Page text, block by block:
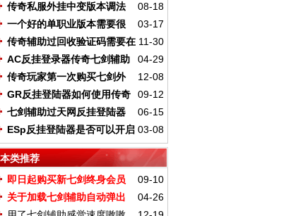
除地图验证
08-18
传奇私服外挂中变版本调法
（基础设置）
03-17
一个好的单职业版本需要很
多玩家测试反馈
11-30
传奇辅助过回收验证码需要在
文件夹里查看
04-29
AC反挂登录器传奇七剑辅助
支持吗？
12-08
传奇玩家第一次购买七剑外
挂如何正确使用
09-12
GR反挂登陆器如何使用传奇
私服辅助执行挂机脚本
06-15
七剑辅助过天网反挂登陆器
挂机还是比较简单的
03-08
ESp反挂登陆器是否可以开启
加速功能
本类推荐
09-10
即日起购买新七剑终身会员
再送扫号脚本
04-26
关于加载七剑辅助自动弹出
游戏解决方法